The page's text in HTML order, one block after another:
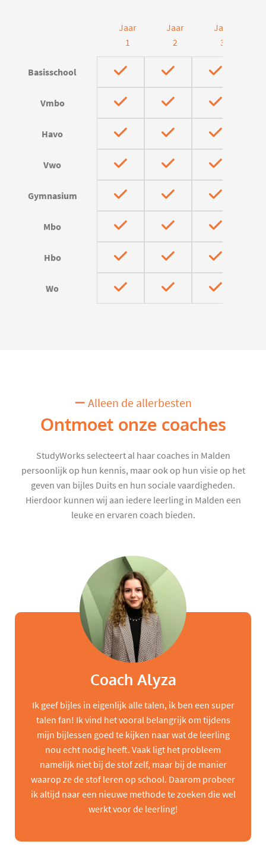
Jaar
1
Jaar
2
Jaar
3
Basisschool
Vmbo
Havo
Vwo
Gymnasium
Mbo
Hbo
Wo
Alleen de allerbesten
Ontmoet onze coaches
StudyWorks selecteert al haar coaches in Malden
persoonlijk op hun kennis, maar ook op hun visie op het
geven van bijles Duits en hun sociale vaardigheden.
Hierdoor kunnen wij aan iedere leerling in Malden een
leuke en ervaren coach bieden.
Coach Alyza
Ik geef bijles in eigenlijk alle talen, ik ben een super
talen fan! Ik vind het vooral belangrijk om tijdens
mijn bijlessen goed te kijken naar wat de leerling
nou echt nodig heeft. Vaak ligt het probleem
namelijk niet bij de stof zelf, maar bij de manier
waarop ze de stof leren op school. Daarom probeer
ik altijd naar een nieuwe methode te zoeken die wel
werkt voor de leerling!